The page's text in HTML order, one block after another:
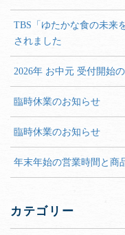
TBS「ゆたかな食の未来
されました
2026年 お中元 受付開始
臨時休業のお知らせ
臨時休業のお知らせ
年末年始の営業時間と商
カテゴリー